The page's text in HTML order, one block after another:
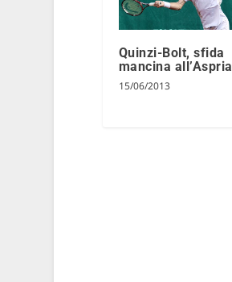
Quinzi-Bolt, sfida
mancina all’Aspria
15/06/2013